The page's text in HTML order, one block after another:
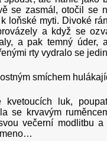
se zasmál, otočil se
loňské myti. Divoké
a když se
a pak temný úder,
rty vydralo se
smíchem
luk,
se krvavým
večerní modlitbu a